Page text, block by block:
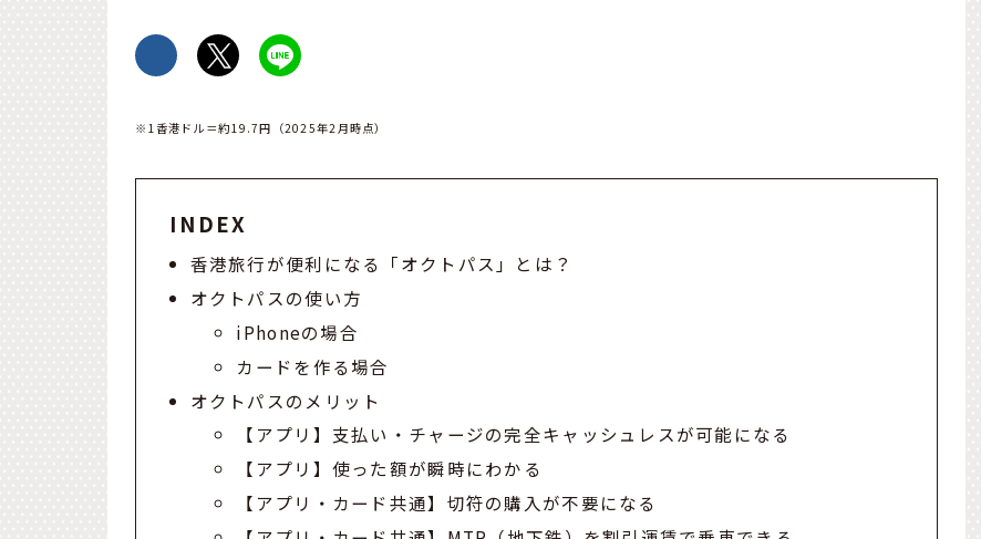
※1香港ドル＝約19.7円（2025年2月時点）
INDEX
香港旅行が便利になる「オクトパス」とは？
オクトパスの使い方
iPhoneの場合
カードを作る場合
オクトパスのメリット
【アプリ】支払い・チャージの完全キャッシュレスが可能になる
【アプリ】使った額が瞬時にわかる
【アプリ・カード共通】切符の購入が不要になる